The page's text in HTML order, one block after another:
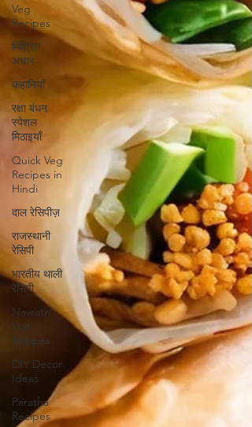
Veg
Recipes
मिश्रित
अचार
कहानियाँ
रक्षा बंधन
स्पेशल
मिठाइयाँ
Quick Veg
Recipes in
Hindi
दाल रेसिपीज़
राजस्थानी
रेसिपी
भारतीय थाली
रेसिपी
Navratri
Vrat
Recipes
DIY Decor
Ideas
Paratha
Recipes